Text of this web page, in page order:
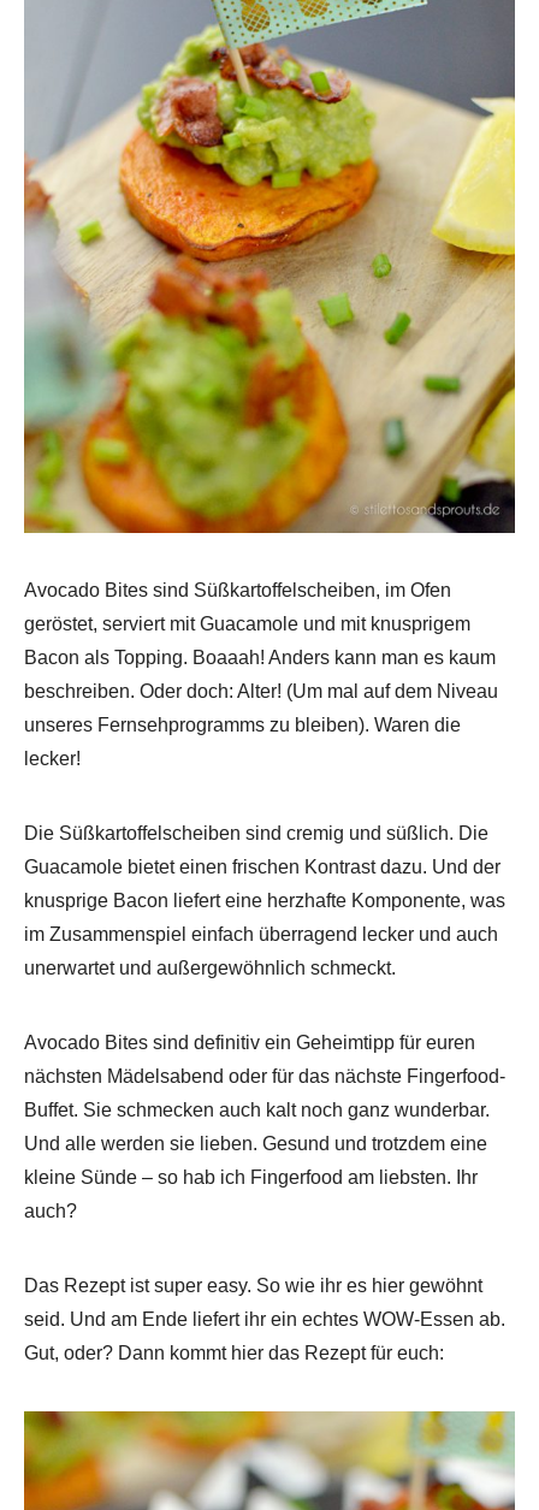
Avocado Bites sind Süßkartoffelscheiben, im Ofen
geröstet, serviert mit Guacamole und mit knusprigem
Bacon als Topping. Boaaah! Anders kann man es kaum
beschreiben. Oder doch: Alter! (Um mal auf dem Niveau
unseres Fernsehprogramms zu bleiben). Waren die
lecker!
Die Süßkartoffelscheiben sind cremig und süßlich. Die
Guacamole bietet einen frischen Kontrast dazu. Und der
knusprige Bacon liefert eine herzhafte Komponente, was
im Zusammenspiel einfach überragend lecker und auch
unerwartet und außergewöhnlich schmeckt.
Avocado Bites sind definitiv ein Geheimtipp für euren
nächsten Mädelsabend oder für das nächste Fingerfood-
Buffet. Sie schmecken auch kalt noch ganz wunderbar.
Und alle werden sie lieben. Gesund und trotzdem eine
kleine Sünde – so hab ich Fingerfood am liebsten. Ihr
auch?
Das Rezept ist super easy. So wie ihr es hier gewöhnt
seid. Und am Ende liefert ihr ein echtes WOW-Essen ab.
Gut, oder? Dann kommt hier das Rezept für euch: